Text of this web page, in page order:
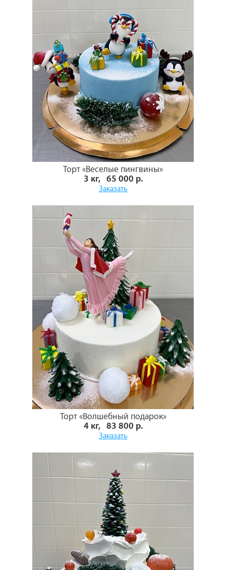
Торт «Веселые пингвины»
3 кг, 65 000 р.
Заказать
Торт «Волшебный подарок»
4 кг, 83 800 р.
Заказать